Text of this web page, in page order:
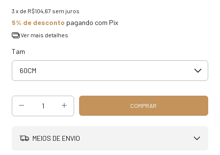
3 x de R$104,67 sem juros
5% de desconto pagando com Pix
Ver mais detalhes
Tam
MEIOS DE ENVIO